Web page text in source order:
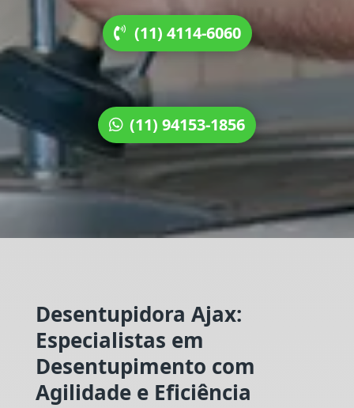
(11) 4114-6060
(11) 94153-1856
Desentupidora Ajax:
Especialistas em
Desentupimento com
Agilidade e Eficiência